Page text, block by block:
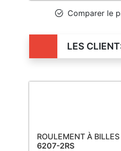
Comparer le
LES
ROULEMENT À BILLES
6207-2RS